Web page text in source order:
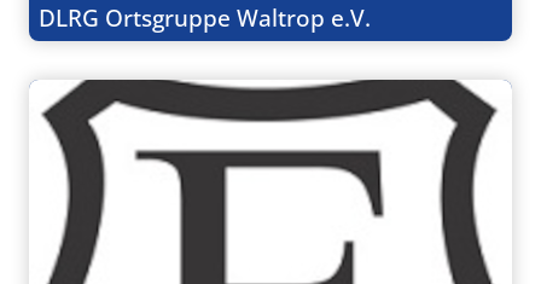
DLRG Ortsgruppe Waltrop e.V.